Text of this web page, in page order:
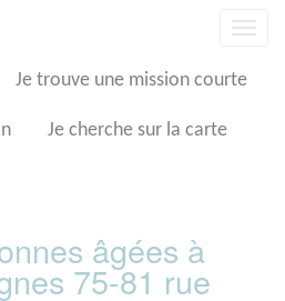
Je trouve une mission courte
Je cherche sur la carte
âgées à
75-81 rue